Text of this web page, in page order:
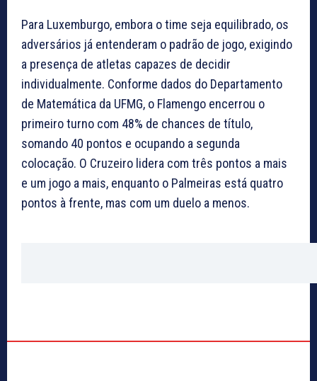
Para Luxemburgo, embora o time seja equilibrado, os
adversários já entenderam o padrão de jogo, exigindo
a presença de atletas capazes de decidir
individualmente. Conforme dados do Departamento
de Matemática da UFMG, o Flamengo encerrou o
primeiro turno com 48% de chances de título,
somando 40 pontos e ocupando a segunda
colocação. O Cruzeiro lidera com três pontos a mais
e um jogo a mais, enquanto o Palmeiras está quatro
pontos à frente, mas com um duelo a menos.